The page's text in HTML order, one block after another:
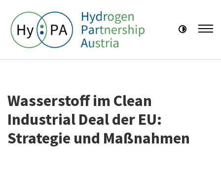
Wasserstoff im Clean
Industrial Deal der EU:
Strategie und Maßnahmen